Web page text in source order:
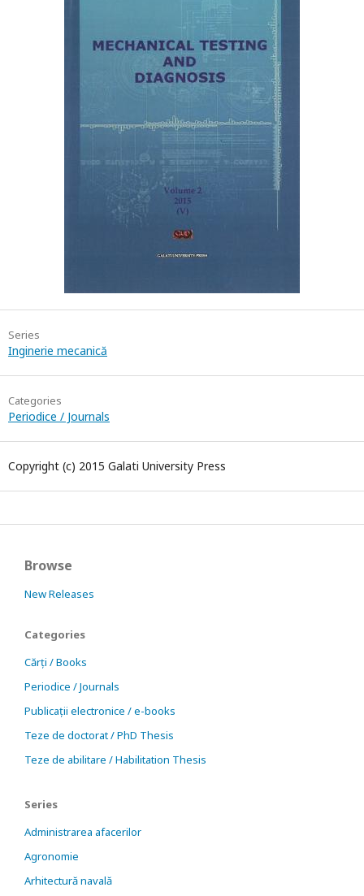
Series
Inginerie mecanică
Categories
Periodice / Journals
Copyright (c) 2015 Galati University Press
Browse
New Releases
Categories
Cărți / Books
Periodice / Journals
Publicații electronice / e-books
Teze de doctorat / PhD Thesis
Teze de abilitare / Habilitation Thesis
Series
Administrarea afacerilor
Agronomie
Arhitectură navală